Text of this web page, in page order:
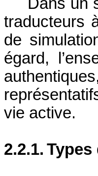
traducteurs
de
égard,
vie active.
2.2.1.